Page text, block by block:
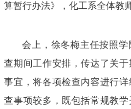
算暂行办法》，化工系全体教
会上，徐冬梅主任按照
查期间工作安排，传达了关
事宜，将各项检查内容进行
查事项较多，既包括常规教